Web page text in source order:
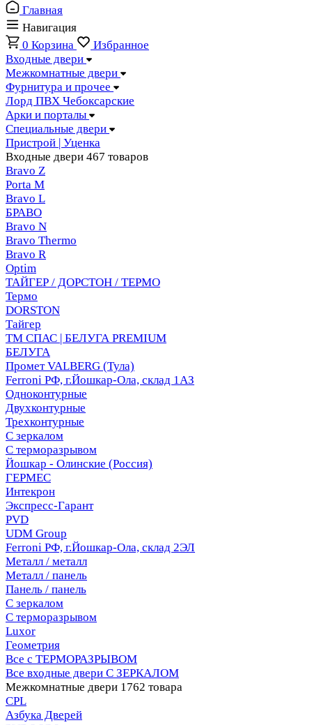
Главная
Навигация
0 Корзина
Избранное
Входные двери
Межкомнатные двери
Фурнитура и прочее
Лорд ПВХ Чебоксарские
Арки и порталы
Специальные двери
Пристрой | Уценка
Входные двери 467 товаров
Bravo Z
Porta М
Bravo L
БРАВО
Bravo N
Bravo Thermo
Bravo R
Optim
ТАЙГЕР / ДОРСТОН / ТЕРМО
Термо
DORSTON
Тайгер
ТМ СПАС | БЕЛУГА PREMIUM
БЕЛУГА
Промет VALBERG (Тула)
Ferroni РФ, г.Йошкар-Ола, склад 1АЗ
Одноконтурные
Двухконтурные
Трехконтурные
С зеркалом
С терморазрывом
Йошкар - Олинские (Россия)
ГЕРМЕС
Интекрон
Экспресс-Гарант
PVD
UDM Group
Ferroni РФ, г.Йошкар-Ола, склад 2ЭЛ
Металл / металл
Металл / панель
Панель / панель
С зеркалом
С терморазрывом
Luxor
Геометрия
Все с ТЕРМОРАЗРЫВОМ
Все входные двери С ЗЕРКАЛОМ
Межкомнатные двери 1762 товара
CPL
Азбука Дверей